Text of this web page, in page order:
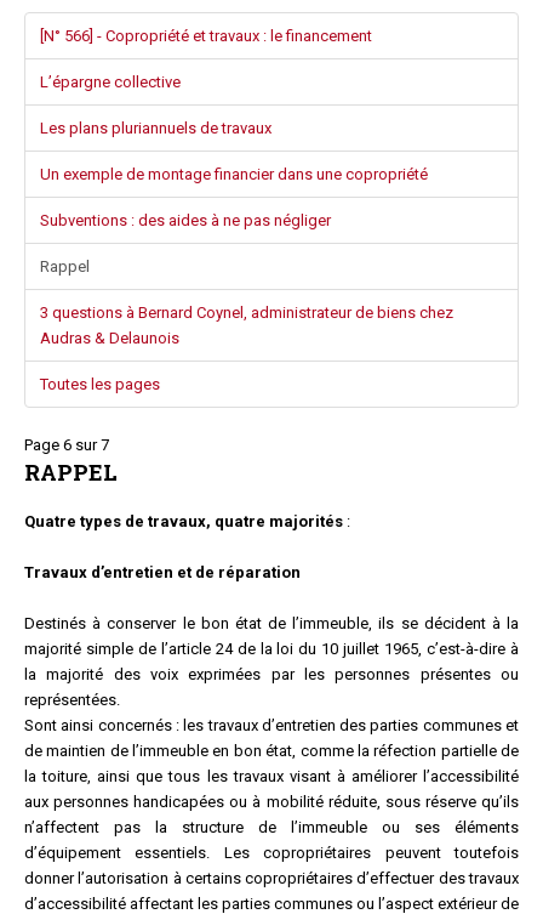
Études juridiques
Copro. en difficulté
Formez-vous !
Parole d'experts*
[N° 566] - Copropriété et travaux : le financement
L’épargne collective
Les plans pluriannuels de travaux
Un exemple de montage financier dans une copropriété
Subventions : des aides à ne pas négliger
Rappel
3 questions à Bernard Coynel, administrateur de biens chez
Audras & Delaunois
Toutes les pages
Page 6 sur 7
RAPPEL
Quatre types de travaux, quatre majorités :
Travaux d’entretien et de réparation
Destinés à conserver le bon état de l’immeuble, ils se décident à la
majorité simple de l’article 24 de la loi du 10 juillet 1965, c’est-à-dire à
la majorité des voix exprimées par les personnes présentes ou
représentées.
Sont ainsi concernés : les travaux d’entretien des parties communes et
de maintien de l’immeuble en bon état, comme la réfection partielle de
la toiture, ainsi que tous les travaux visant à améliorer l’accessibilité
aux personnes handicapées ou à mobilité réduite, sous réserve qu’ils
n’affectent pas la structure de l’immeuble ou ses éléments
d’équipement essentiels. Les copropriétaires peuvent toutefois
donner l’autorisation à certains copropriétaires d’effectuer des travaux
d’accessibilité affectant les parties communes ou l’aspect extérieur de